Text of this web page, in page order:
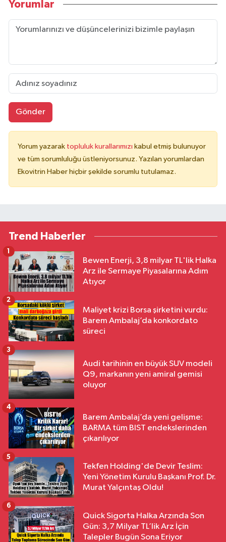
Yorumlar
Gönder
Yorum yazarak topluluk kurallarımızı kabul etmiş bulunuyor
ve tüm sorumluluğu üstleniyorsunuz. Yazılan yorumlardan
Ekovitrin Haber hiçbir şekilde sorumlu tutulamaz.
Trend Haberler
Bewen Enerji, 3,8 milyar TL'lik Halka
Arz ile Sermaye Piyasalarına Adım
Atıyor
1
Maliyet krizi Borsa şirketini vurdu:
Barem Ambalaj’da konkordato
süreci
2
Audi tarihinin en büyük SUV modeli
Q9, markanın yeni amiral gemisi
oluyor
3
Barem Ambalaj’da yeni gelişme:
BARMA tüm BIST endekslerinden
çıkarılıyor
4
Tekfen Holding'de Devir Teslim:
Yeni Yönetim Kurulu Başkanı Prof. Dr.
Murat Yalçıntaş Oldu!
5
Quick Sigorta Halka Arzında Son
Gün: 3,7 Milyar TL’lik Arz İçin
Talepler Bugün Sona Eriyor
6